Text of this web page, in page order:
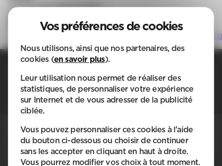
Charte éco-responsable
description
kB)
Plus qu'un service, APEF apporte un sourire !
Nous utilisons, ainsi que nos partenaires, des
cookies (en savoir plus).
Leur utilisation nous permet de réaliser des
statistiques, de personnaliser votre expérience
sur Internet et de vous adresser de la publicité
ciblée.
Vous pouvez personnaliser ces cookies à l'aide
du bouton ci-dessous ou choisir de continuer
sans les accepter en cliquant en haut à droite.
Vous pourrez modifier vos choix à tout moment.